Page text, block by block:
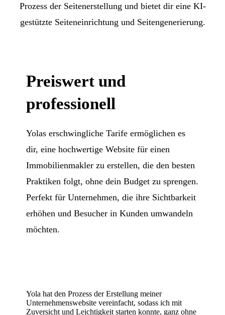
Prozess der Seitenerstellung und bietet dir eine KI-
gestützte Seiteneinrichtung und Seitengenerierung.
Preiswert und
professionell
Yolas erschwingliche Tarife ermöglichen es
dir, eine hochwertige Website für einen
Immobilienmakler zu erstellen, die den besten
Praktiken folgt, ohne dein Budget zu sprengen.
Perfekt für Unternehmen, die ihre Sichtbarkeit
erhöhen und Besucher in Kunden umwandeln
möchten.
Yola hat den Prozess der Erstellung meiner
Unternehmenswebsite vereinfacht, sodass ich mit
Zuversicht und Leichtigkeit starten konnte, ganz ohne